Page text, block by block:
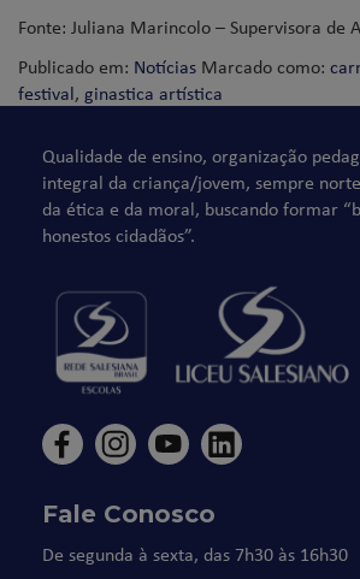
Fonte: Juliana Marincolo – Supervisora de
Publicado em: Notícias Marcado como:
festival, ginastica artística
Qualidade de ensino, organização
integral da criança/jovem, sempre
da ética e da moral, buscando formar
honestos cidadãos”.
Fale Conosco
De segunda à sexta, das 7h30 às 16h30